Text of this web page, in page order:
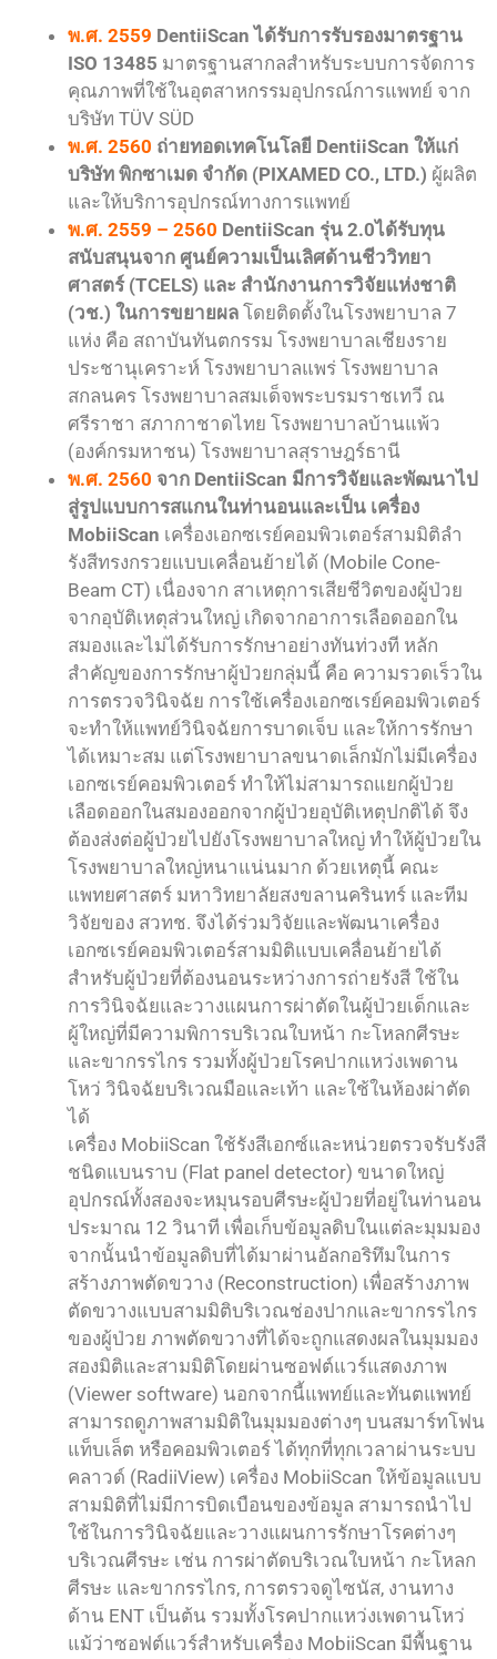
พ.ศ. 2559 DentiiScan ได้รับการรับรองมาตรฐาน
ISO 13485 มาตรฐานสากลสำหรับระบบการจัดการ
คุณภาพที่ใช้ในอุตสาหกรรมอุปกรณ์การแพทย์ จาก
บริษัท TÜV SÜD
พ.ศ. 2560 ถ่ายทอดเทคโนโลยี DentiiScan ให้แก่
บริษัท พิกซาเมด จำกัด (PIXAMED CO., LTD.) ผู้ผลิต
และให้บริการอุปกรณ์ทางการแพทย์
พ.ศ. 2559 – 2560 DentiiScan รุ่น 2.0ได้รับทุน
สนับสนุนจาก ศูนย์ความเป็นเลิศด้านชีววิทยา
ศาสตร์ (TCELS) และ สำนักงานการวิจัยแห่งชาติ
(วช.) ในการขยายผล โดยติดตั้งในโรงพยาบาล 7
แห่ง คือ สถาบันทันตกรรม โรงพยาบาลเชียงราย
ประชานุเคราะห์ โรงพยาบาลแพร่ โรงพยาบาล
สกลนคร โรงพยาบาลสมเด็จพระบรมราชเทวี ณ
ศรีราชา สภากาชาดไทย โรงพยาบาลบ้านแพ้ว
(องค์กรมหาชน) โรงพยาบาลสุราษฎร์ธานี
พ.ศ. 2560 จาก DentiiScan มีการวิจัยและพัฒนาไป
สู่รูปแบบการสแกนในท่านอนและเป็น เครื่อง
MobiiScan เครื่องเอกซเรย์คอมพิวเตอร์สามมิติลำ
รังสีทรงกรวยแบบเคลื่อนย้ายได้ (Mobile Cone-
Beam CT) เนื่องจาก สาเหตุการเสียชีวิตของผู้ป่วย
จากอุบัติเหตุส่วนใหญ่ เกิดจากอาการเลือดออกใน
สมองและไม่ได้รับการรักษาอย่างทันท่วงที หลัก
สำคัญของการรักษาผู้ป่วยกลุ่มนี้ คือ ความรวดเร็วใน
การตรวจวินิจฉัย การใช้เครื่องเอกซเรย์คอมพิวเตอร์
จะทำให้แพทย์วินิจฉัยการบาดเจ็บ และให้การรักษา
ได้เหมาะสม แต่โรงพยาบาลขนาดเล็กมักไม่มีเครื่อง
เอกซเรย์คอมพิวเตอร์ ทำให้ไม่สามารถแยกผู้ป่วย
เลือดออกในสมองออกจากผู้ป่วยอุบัติเหตุปกติได้ จึง
ต้องส่งต่อผู้ป่วยไปยังโรงพยาบาลใหญ่ ทำให้ผู้ป่วยใน
โรงพยาบาลใหญ่หนาแน่นมาก ด้วยเหตุนี้ คณะ
แพทยศาสตร์ มหาวิทยาลัยสงขลานครินทร์ และทีม
วิจัยของ สวทช. จึงได้ร่วมวิจัยและพัฒนาเครื่อง
เอกซเรย์คอมพิวเตอร์สามมิติแบบเคลื่อนย้ายได้
สำหรับผู้ป่วยที่ต้องนอนระหว่างการถ่ายรังสี ใช้ใน
การวินิจฉัยและวางแผนการผ่าตัดในผู้ป่วยเด็กและ
ผู้ใหญ่ที่มีความพิการบริเวณใบหน้า กะโหลกศีรษะ
และขากรรไกร รวมทั้งผู้ป่วยโรคปากแหว่งเพดาน
โหว่ วินิจฉัยบริเวณมือและเท้า และใช้ในห้องผ่าตัด
ได้
เครื่อง MobiiScan ใช้รังสีเอกซ์และหน่วยตรวจรับรังสี
ชนิดแบนราบ (Flat panel detector) ขนาดใหญ่
อุปกรณ์ทั้งสองจะหมุนรอบศีรษะผู้ป่วยที่อยู่ในท่านอน
ประมาณ 12 วินาที เพื่อเก็บข้อมูลดิบในแต่ละมุมมอง
จากนั้นนำข้อมูลดิบที่ได้มาผ่านอัลกอริทึมในการ
สร้างภาพตัดขวาง (Reconstruction) เพื่อสร้างภาพ
ตัดขวางแบบสามมิติบริเวณช่องปากและขากรรไกร
ของผู้ป่วย ภาพตัดขวางที่ได้จะถูกแสดงผลในมุมมอง
สองมิติและสามมิติโดยผ่านซอฟต์แวร์แสดงภาพ
(Viewer software) นอกจากนี้แพทย์และทันตแพทย์
สามารถดูภาพสามมิติในมุมมองต่างๆ บนสมาร์ทโฟน
แท็บเล็ต หรือคอมพิวเตอร์ ได้ทุกที่ทุกเวลาผ่านระบบ
คลาวด์ (RadiiView) เครื่อง MobiiScan ให้ข้อมูลแบบ
สามมิติที่ไม่มีการบิดเบือนของข้อมูล สามารถนำไป
ใช้ในการวินิจฉัยและวางแผนการรักษาโรคต่างๆ
บริเวณศีรษะ เช่น การผ่าตัดบริเวณใบหน้า กะโหลก
ศีรษะ และขากรรไกร, การตรวจดูไซนัส, งานทาง
ด้าน ENT เป็นต้น รวมทั้งโรคปากแหว่งเพดานโหว่
แม้ว่าซอฟต์แวร์สำหรับเครื่อง MobiiScan มีพื้นฐาน